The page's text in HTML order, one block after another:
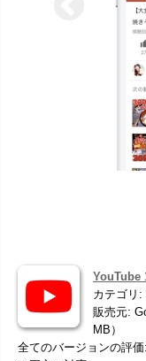
YouTube
カテゴリ:
販売元:
MB）
全てのバージョンの評価: